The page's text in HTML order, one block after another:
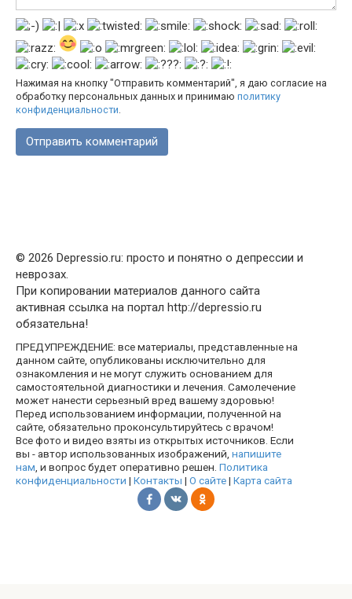
Нажимая на кнопку "Отправить комментарий", я даю согласие на
обработку персональных данных и принимаю политику
конфиденциальности.
© 2026 Depressio.ru: просто и понятно о депрессии и
неврозах.
При копировании материалов данного сайта
активная ссылка на портал http://depressio.ru
обязательна!
ПРЕДУПРЕЖДЕНИЕ: все материалы, представленные на
данном сайте, опубликованы исключительно для
ознакомления и не могут служить основанием для
самостоятельной диагностики и лечения. Самолечение
может нанести серьезный вред вашему здоровью!
Перед использованием информации, полученной на
сайте, обязательно проконсультируйтесь с врачом!
Все фото и видео взяты из открытых источников. Если
вы - автор использованных изображений, напишите
нам , и вопрос будет оперативно решен. Политика
конфиденциальности | Контакты | О сайте| Карта сайта